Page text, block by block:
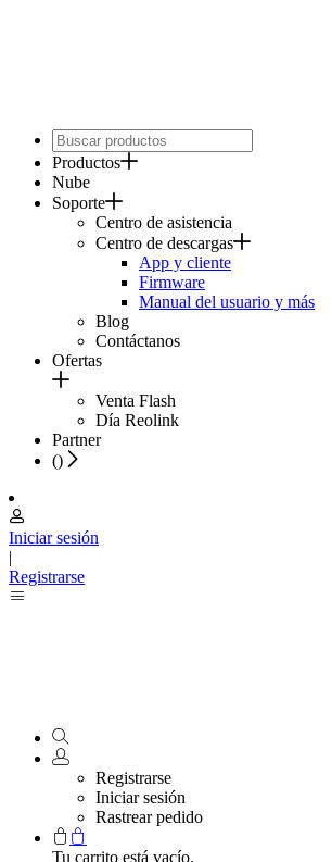
Productos
Nube
Soporte
Centro de asistencia
Centro de descargas
App y cliente
Firmware
Manual del usuario y más
Blog
Contáctanos
Ofertas
Venta Flash
Día Reolink
Partner
()
Iniciar sesión
|
Registrarse
Registrarse
Iniciar sesión
Rastrear pedido
Tu carrito está vacío.